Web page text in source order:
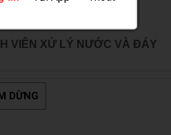
VIÊN XỬ LÝ NƯỚC VÀ ĐÁY
DỪNG